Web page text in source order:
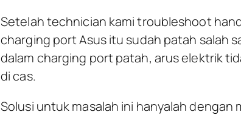
Setelah technician kami troubleshoot
charging port Asus itu sudah patah salah
dalam charging port patah, arus elektrik
di cas.
Solusi untuk masalah ini hanyalah